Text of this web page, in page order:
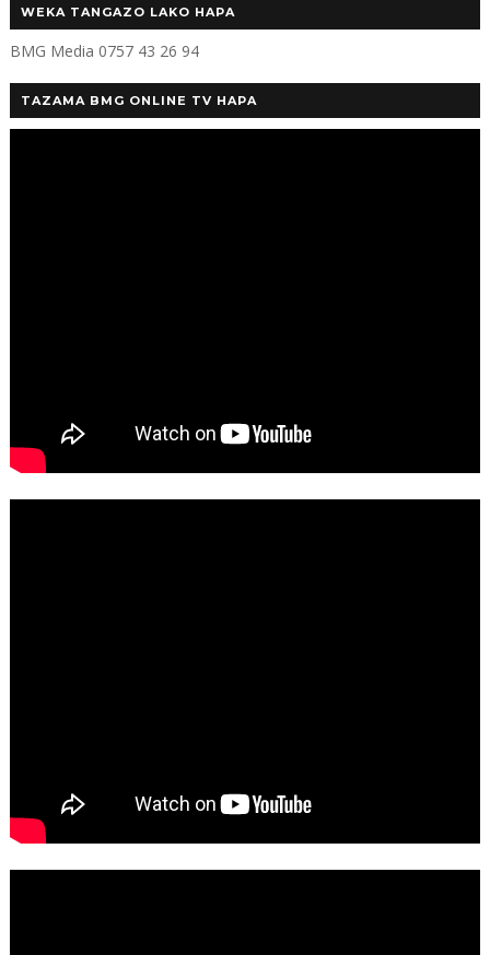
WEKA TANGAZO LAKO HAPA
BMG Media 0757 43 26 94
TAZAMA BMG ONLINE TV HAPA